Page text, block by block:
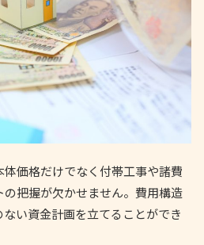
価格だけでなく付帯工事や諸費
把握が欠かせません。費用構造
い資金計画を立てることができ